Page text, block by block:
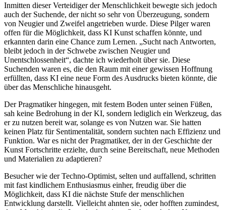
Inmitten dieser Verteidiger der Menschlichkeit bewegte sich jedoch
auch der Suchende, der nicht so sehr von Überzeugung, sondern
von Neugier und Zweifel angetrieben wurde. Diese Pilger waren
offen für die Möglichkeit, dass KI Kunst schaffen könnte, und
erkannten darin eine Chance zum Lernen. „Sucht nach Antworten,
bleibt jedoch in der Schwebe zwischen Neugier und
Unentschlossenheit“, dachte ich wiederholt über sie. Diese
Suchenden waren es, die den Raum mit einer gewissen Hoffnung
erfüllten, dass KI eine neue Form des Ausdrucks bieten könnte, die
über das Menschliche hinausgeht.
Der Pragmatiker hingegen, mit festem Boden unter seinen Füßen,
sah keine Bedrohung in der KI, sondern lediglich ein Werkzeug, das
er zu nutzen bereit war, solange es von Nutzen war. Sie hatten
keinen Platz für Sentimentalität, sondern suchten nach Effizienz und
Funktion. War es nicht der Pragmatiker, der in der Geschichte der
Kunst Fortschritte erzielte, durch seine Bereitschaft, neue Methoden
und Materialien zu adaptieren?
Besucher wie der Techno-Optimist, selten und auffallend, schritten
mit fast kindlichem Enthusiasmus einher, freudig über die
Möglichkeit, dass KI die nächste Stufe der menschlichen
Entwicklung darstellt. Vielleicht ahnten sie, oder hofften zumindest,